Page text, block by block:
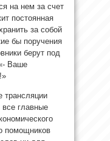
на нем за счет
постоянная
за собой
бы поручения
берут под
Ваше
трансляции
главные
помощников